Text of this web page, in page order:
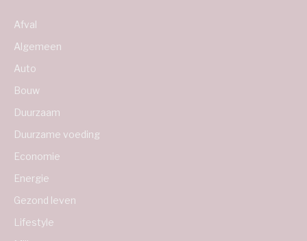
Afval
Algemeen
Auto
Bouw
Duurzaam
Duurzame voeding
Economie
Energie
Gezond leven
Lifestyle